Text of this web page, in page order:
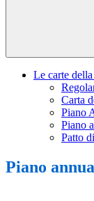
Le carte
Carta
Piano
Piano
Patto
Piano